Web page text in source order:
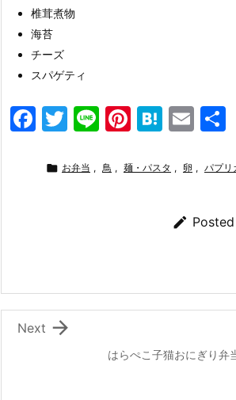
椎茸煮物
海苔
チーズ
スパゲティ
F
c
k
T
itt
Li
e
Pi
er
H
e
a
E
ai
 お弁当 , 鳥 , 麺・パスタ , 卵 , パプリ

はらぺこ子猫おにぎり弁

Next